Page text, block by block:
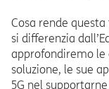
Cosa rende
si differenzia
approfondiremo
soluzione, le sue
5G nel